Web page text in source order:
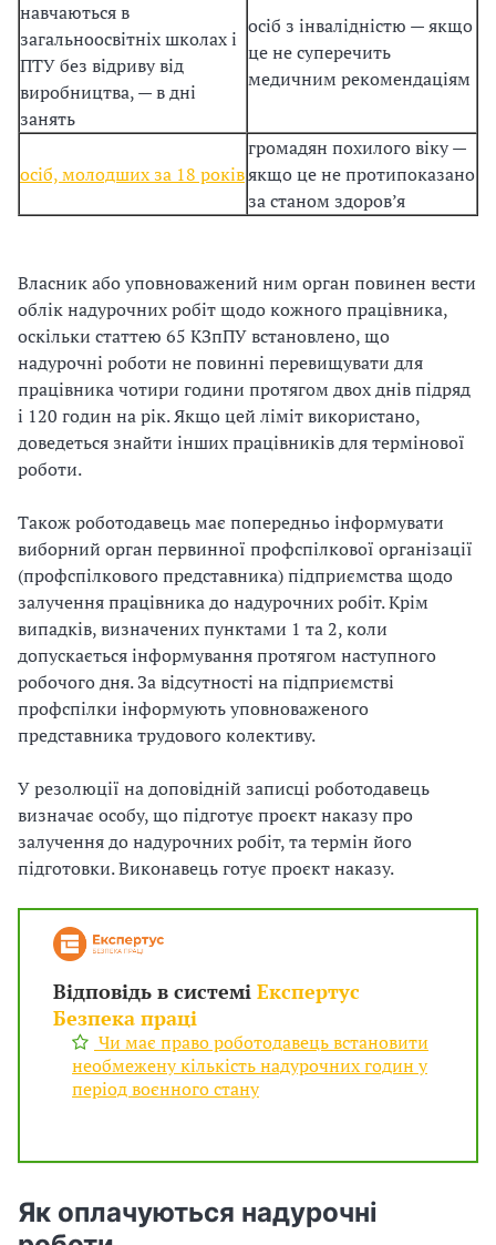
навчаються в
загальноосвітніх школах і
ПТУ без відриву від
виробництва, — в дні
занять
осіб з інвалідністю — якщо
це не суперечить
медичним рекомендаціям
осіб, молодших за 18 років
громадян похилого віку —
якщо це не протипоказано
за станом здоров’я
Власник або уповноважений ним орган повинен вести
облік надурочних робіт щодо кожного працівника,
оскільки статтею 65 КЗпПУ встановлено, що
надурочні роботи не повинні перевищувати для
працівника чотири години протягом двох днів підряд
і 120 годин на рік. Якщо цей ліміт використано,
доведеться знайти інших працівників для термінової
роботи.
Також роботодавець має попередньо інформувати
виборний орган первинної профспілкової організації
(профспілкового представника) підприємства щодо
залучення працівника до надурочних робіт. Крім
випадків, визначених пунктами 1 та 2, коли
допускається інформування протягом наступного
робочого дня. За відсутності на підприємстві
профспілки інформують уповноваженого
представника трудового колективу.
У резолюції на доповідній записці роботодавець
визначає особу, що підготує проєкт наказу про
залучення до надурочних робіт, та термін його
підготовки. Виконавець готує проєкт наказу.
Відповідь в системі Експертус
Безпека праці
Чи має право роботодавець встановити
необмежену кількість надурочних годин у
період воєнного стану
Як оплачуються надурочні